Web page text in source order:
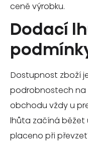
ceně výrobku.
Dodací
Dostupnost zboží
podrobnostech
obchodu vždy u
lhůta začíná běžet
placeno při